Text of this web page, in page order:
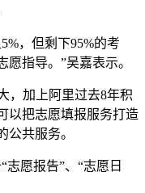
，但剩下95%的考
指导。”吴嘉表示。
，加上阿里过去8年积
以把志愿填报服务打造
公共服务。
愿报告”、“志愿日